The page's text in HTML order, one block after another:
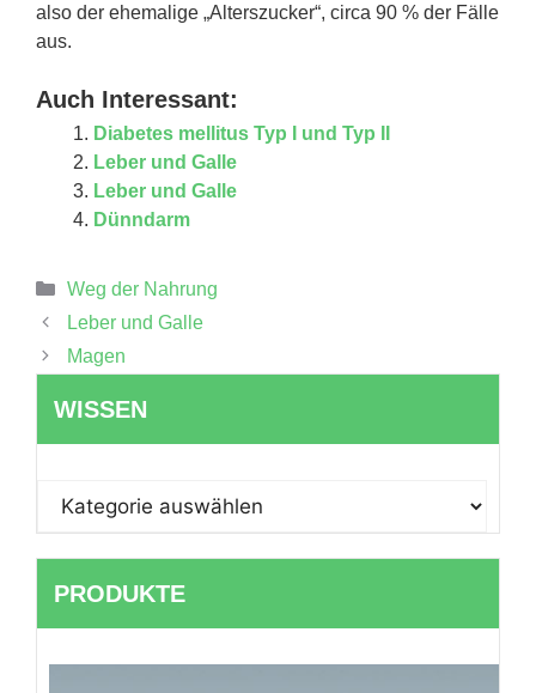
also der ehemalige „Alterszucker“, circa 90 % der Fälle
aus.
Auch Interessant:
Diabetes mellitus Typ I und Typ II
Leber und Galle
Leber und Galle
Dünndarm
Kategorien
Weg der Nahrung
Leber und Galle
Magen
WISSEN
PRODUKTE